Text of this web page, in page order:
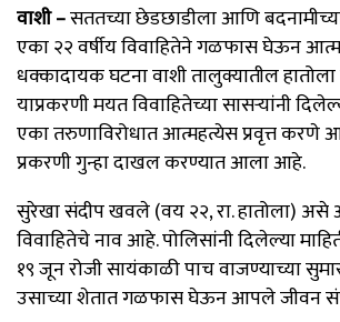
वाशी –सततच्या छेडछाडीला आणि
एका २२ वर्षीय विवाहितेने गळफास घेऊन
धक्कादायक घटना वाशी तालुक्यातील
याप्रकरणी मयत विवाहितेच्या सासऱ्यांनी
एका तरुणाविरोधात आत्महत्येस प्रवृत्त
प्रकरणी गुन्हा दाखल करण्यात आला आहे.
सुरेखा संदीप खवले (वय २२, रा. हातोला) असे
विवाहितेचे नाव आहे. पोलिसांनी दिलेल्या
१९ जून रोजी सायंकाळी पाच वाजण्याच्या
उसाच्या शेतात गळफास घेऊन आपले जीवन